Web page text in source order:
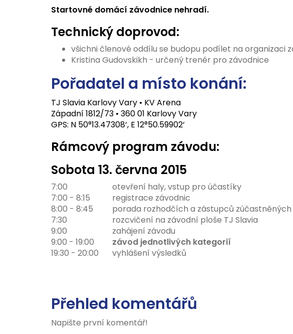
Startovné domácí závodnice nehradí.
Technický doprovod:
všichni členové oddílu se budopu podílet na organizaci
Kristina Gudovskikh - určený trenér pro závodnice
Pořadatel a místo konání:
TJ Slavia Karlovy Vary • KV Arena
Západní 1812/73 • 360 01 Karlovy Vary
GPS: N 50°13.47308‘, E 12°50.59902‘
Rámcový program závodu:
Sobota 13. června 2015
7:00
otevření haly, vstup pro účastíky
7:00 - 8:15
registrace závodnic
8:00 - 8:45
porada rozhodčích a zástupců zúčastněných
7:30
rozcvičení na závodní ploše TJ Slavia
9:00
zahájení závodu
9:00 - 19:00
závod jednotlivých kategorií
19:30 - 20:00
vyhlášení výsledků
Přehled komentářů
Napište první komentář!